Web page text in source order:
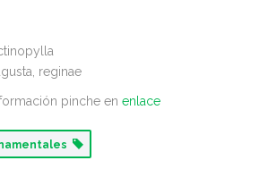
reginae
pinche en enlace